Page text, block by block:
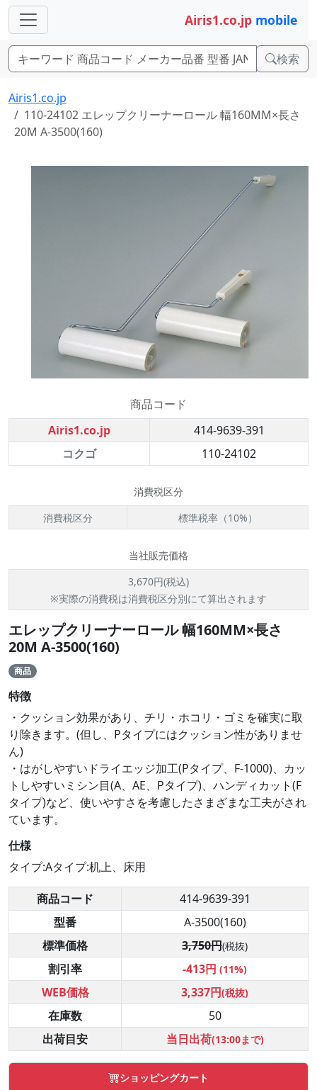
Airis1.co.jp mobile
検索
Airis1.co.jp
110-24102 エレップクリーナーロール 幅160MM×長さ
20M A-3500(160)
商品コード
Airis1.co.jp
414-9639-391
コクゴ
110-24102
消費税区分
消費税区分
標準税率（10%）
当社販売価格
3,670円(税込)
※実際の消費税は消費税区分別にて算出されます
エレップクリーナーロール 幅160MM×長さ
20M A-3500(160)
商品
特徴
・クッション効果があり、チリ・ホコリ・ゴミを確実に取
り除きます。(但し、Pタイプにはクッション性がありませ
ん)
・はがしやすいドライエッジ加工(Pタイプ、F-1000)、カッ
トしやすいミシン目(A、AE、Pタイプ)、ハンディカット(F
タイプ)など、使いやすさを考慮したさまざまな工夫がされ
ています。
仕様
タイプ:Aタイプ:机上、床用
商品コード
414-9639-391
型番
A-3500(160)
標準価格
3,750円(税抜)
割引率 -413円 (11%)
WEB価格 3,337円(税抜)
在庫数
50
出荷目安
当日出荷(13:00まで)
ショッピングカート